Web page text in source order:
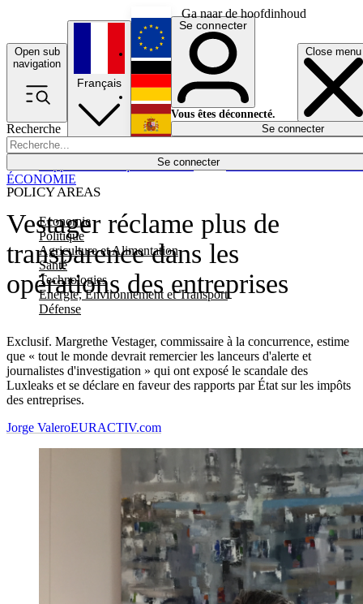
Ga naar de hoofdinhoud
Open sub
navigation
Close menu
Recherche
Se connecter
POLICY AREAS
Economie
Politique
Agriculture et Alimentation
Santé
Technologies
Energie, Environnement et Transport
Défense
Économie
Français
English
Deutsch
Español
Se connecter
Vous êtes déconnecté.
Se connecter
Vestager réclame plus de
transparence dans les
opérations des entreprises
Exclusif. Margrethe Vestager, commissaire à la concurrence, estime
que « tout le monde devrait remercier les lanceurs d'alerte et
journalistes d'investigation » qui ont exposé le scandale des
Luxleaks et se déclare en faveur des rapports par État sur les impôts
des entreprises.
ÉCONOMIE
Jorge ValeroEURACTIV.com